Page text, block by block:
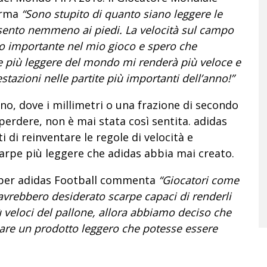
“Sono stupito di quanto siano leggere le
nemmeno ai piedi. La velocità sul campo
importante nel mio gioco e spero che
più leggere del mondo mi renderà più veloce e
nelle partite più importanti dell’anno!”
dove i millimetri o una frazione di secondo
non è mai stata così sentita. adidas
di reinventare le regole di velocità e
più leggere che adidas abbia mai creato.
adidas Football commenta “Giocatori come
desiderato scarpe capaci di renderli
del pallone, allora abbiamo deciso che
un prodotto leggero che potesse essere